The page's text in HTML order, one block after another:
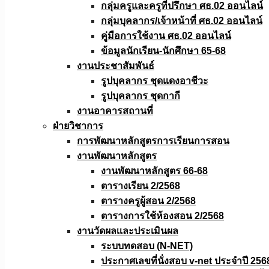
กลุ่มครูและครูที่ปรึกษา ศธ.02 ออนไลน์
กลุ่มบุคลากร/เจ้าหน้าที่ ศธ.02 ออนไลน์
คู่มือการใช้งาน ศธ.02 ออนไลน์
ข้อมูลนักเรียน-นักศึกษา 65-68
งานประชาสัมพันธ์
รูปบุคลากร ชุดแดงอาชีวะ
รูปบุคลากร ชุดกากี
งานอาคารสถานที่
ฝ่ายวิชาการ
การพัฒนาหลักสูตรการเรียนการสอน
งานพัฒนาหลักสูตร
งานพัฒนาหลักสูตร 66-68
ตารางเรียน 2/2568
ตารางครูผู้สอน 2/2568
ตารางการใช้ห้องสอน 2/2568
งานวัดผลเเละประเมินผล
ระบบทดสอบ (N-NET)
ประกาศเลขที่นั่งสอบ v-net ประจำปี